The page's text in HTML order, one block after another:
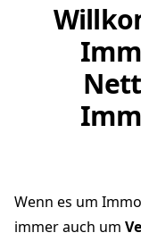
Wenn es um
immer auch um